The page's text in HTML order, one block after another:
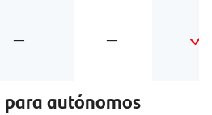
— —
para autónomos